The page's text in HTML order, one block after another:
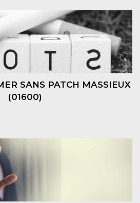
SANS PATCH MASSIEUX
(01600)